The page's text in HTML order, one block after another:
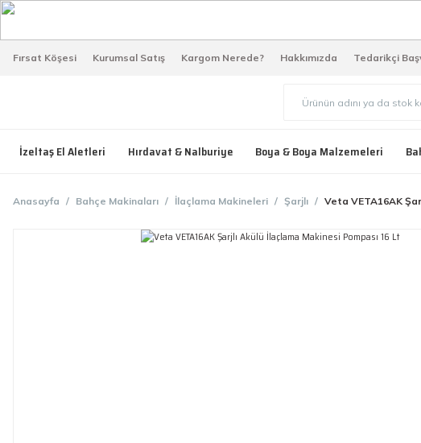
Fırsat Köşesi Kurumsal Satış Kargom Nerede? Hakkımızda Tedarikçi
İzeltaş El Aletleri Hırdavat & Nalburiye Boya & Boya Malzemeleri
Anasayfa Bahçe Makinaları İlaçlama Makineleri Şarjlı Veta VETA16AK